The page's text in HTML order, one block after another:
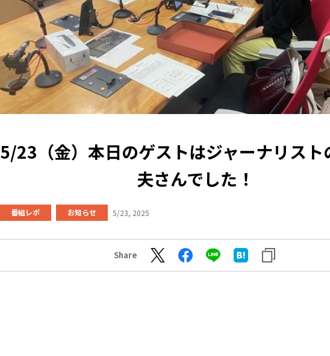
5/23（金）本日のゲストはジャーナリスト
夫さんでした！
番組レポ お知らせ 5/23, 2025
Share